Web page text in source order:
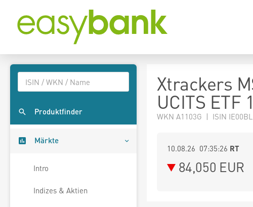
Produktfinder
Märkte
Intro
Indizes & Aktien
Xtrackers
UCITS ETF
WKN A1103G | ISIN
10.08.26 07:35:26 RT
84,050 EUR